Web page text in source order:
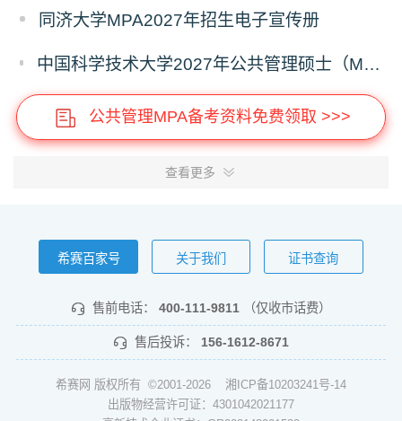
同济大学MPA2027年招生电子宣传册
中国科学技术大学2027年公共管理硕士（MPA）专业学位研究生招生通知
公共管理MPA备考资料免费领取 >>>
查看更多
希赛百家号 关于我们 证书查询
售前电话： 400-111-9811 （仅收市话费）
售后投诉： 156-1612-8671
希赛网 版权所有 ©2001-2026 湘ICP备10203241号-14
出版物经营许可证：4301042021177